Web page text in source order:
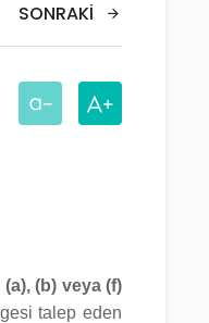
SONRAKI
(b) veya (f)
talep eden